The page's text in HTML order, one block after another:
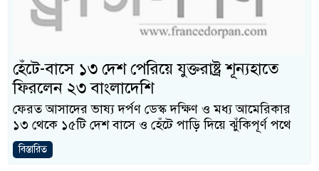
হেঁটে-বাসে ১৩ দেশ পেরিয়ে যুক্তরাষ্ট্র শূন্যহাতে
ফিরলেন ২৩ বাংলাদেশি
ফেরত আসাদের ভাষ্য দর্পণ ডেস্ক দক্ষিণ ও মধ্য আমেরিকার
১৩ থেকে ১৫টি দেশ বাসে ও হেঁটে পাড়ি দিয়ে ঝুঁকিপূর্ণ পথে
বিস্তারিত